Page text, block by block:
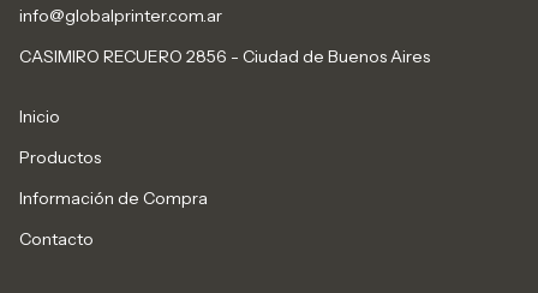
info@globalprinter.com.ar
CASIMIRO RECUERO 2856 - Ciudad de Buenos Aires
Inicio
Productos
Información de Compra
Contacto